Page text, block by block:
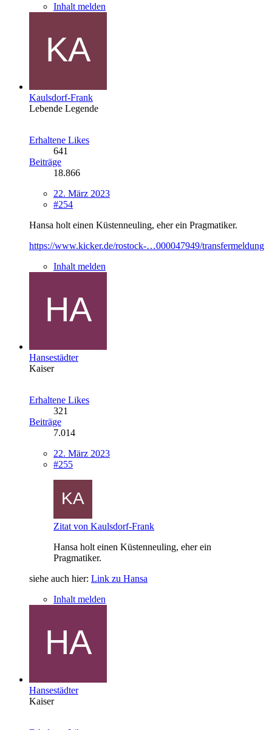
Inhalt melden
Kaulsdorf-Frank
Lebende Legende
Erhaltene Likes
641
Beiträge
18.866
22. März 2023
#254
Hansa holt einen Küstenneuling, eher ein Pragmatiker.
https://www.kicker.de/rostock-…000047949/transfermeldung
Inhalt melden
Hansestädter
Kaiser
Erhaltene Likes
321
Beiträge
7.014
22. März 2023
#255
Zitat von Kaulsdorf-Frank
Hansa holt einen Küstenneuling, eher ein
Pragmatiker.
siehe auch hier: Link zu Hansa
Inhalt melden
Hansestädter
Kaiser